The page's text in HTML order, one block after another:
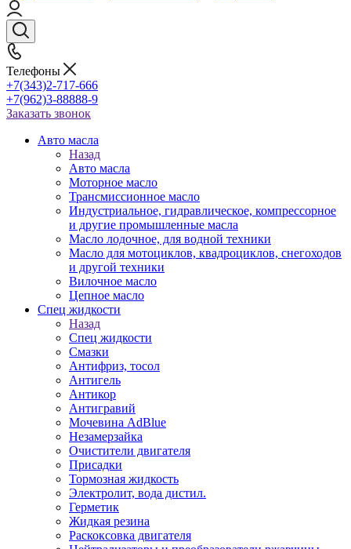
Телефоны
+7(343)2-717-666
+7(962)3-88888-9
Заказать звонок
Авто масла
Назад
Авто масла
Моторное масло
Трансмиссионное масло
Индустриальное, гидравлическое, компрессорное
и другие промышленные масла
Масло лодочное, для водной техники
Масло для мотоциклов, квадроциклов, снегоходов
и другой техники
Вилочное масло
Цепное масло
Спец жидкости
Назад
Спец жидкости
Смазки
Антифриз, тосол
Антигель
Антикор
Антигравий
Мочевина AdBlue
Незамерзайка
Очистители двигателя
Присадки
Тормозная жидкость
Электролит, вода дистил.
Герметик
Жидкая резина
Раскоксовка двигателя